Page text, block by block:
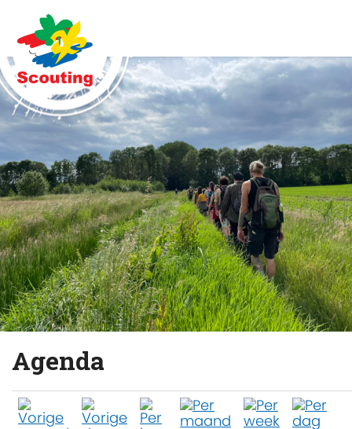
Agenda